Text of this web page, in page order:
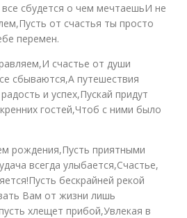
сбудется о чем мечтаешьИ не
от счастья ты просто
перемен.
счастье от души
сбываются,А путешествия
и успех,Пускай придут
гостей,Чтоб с ними было
рождения,Пусть приятными
всегда улыбается,Счастье,
бескрайней рекой
Вам от жизни лишь
хлещет прибой,Увлекая в